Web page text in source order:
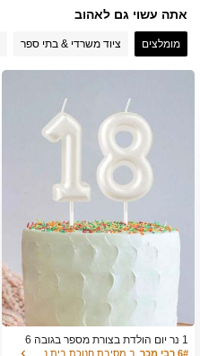
4.91 1.2K עוקבים
4.91 1.2K עוקבים
4.91 1.2K עוקבים
4.91 1.2K עוקבים
4.91 1.2K עוקבים
1.2K עוקבים
4.91 1.2K עוקבים
אתה עשוי גם לאהוב
מומלצים ציוד משרדי & בתי ספר
1 נר יום הולדת בצורת מספר בגובה 6
6# רבי מכר ב מסיבת חנוכת בית נרות עוגה